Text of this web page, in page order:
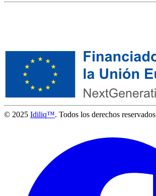
© 2025 Idiliq™. Todos los derechos reservados